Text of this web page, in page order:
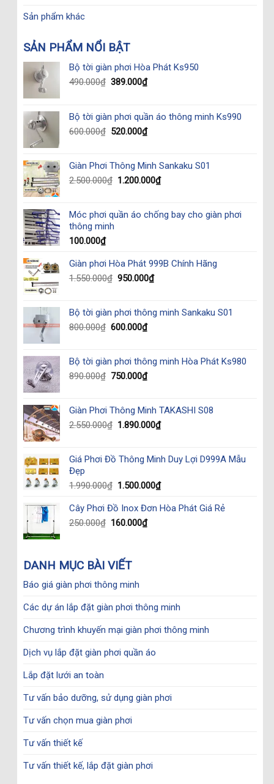
Sản phẩm khác
SẢN PHẨM NỔI BẬT
Bộ tời giàn phơi Hòa Phát Ks950
490.000₫ Original
490.000₫.
389.000₫Current
389.000₫.
Bộ tời giàn phơi quần áo thông minh Ks990
600.000₫ Original
600.000₫.
520.000₫Current
520.000₫.
Giàn Phơi Thông Minh Sankaku S01
2.500.000₫ Original
2.500.000₫.
1.200.000₫Current
1.200.000₫.
Móc phơi quần áo chống bay cho giàn phơi
thông minh
100.000₫
Giàn phơi Hòa Phát 999B Chính Hãng
1.550.000₫ Original
1.550.000₫.
950.000₫Current
950.000₫.
Bộ tời giàn phơi thông minh Sankaku S01
800.000₫ Original
800.000₫.
600.000₫Current
600.000₫.
Bộ tời giàn phơi thông minh Hòa Phát Ks980
890.000₫ Original
890.000₫.
750.000₫Current
750.000₫.
Giàn Phơi Thông Minh TAKASHI S08
2.550.000₫ Original
2.550.000₫.
1.890.000₫Current
1.890.000₫.
Giá Phơi Đồ Thông Minh Duy Lợi D999A Mẫu
Đẹp
1.990.000₫ Original
was:
1.990.000₫.
1.500.000₫Current
is:
Cây Phơi Đồ Inox Đơn Hòa Phát Giá Rẻ
250.000₫ Original
250.000₫.
160.000₫Current
DANH MỤC BÀI VIẾT
Báo giá giàn phơi thông minh
Các dự án lắp đặt giàn phơi thông minh
Chương trình khuyến mại giàn phơi thông minh
Dịch vụ lắp đặt giàn phơi quần áo
Lắp đặt lưới an toàn
Tư vấn bảo dưỡng, sử dụng giàn phơi
Tư vấn chọn mua giàn phơi
Tư vấn thiết kế
Tư vấn thiết kế, lắp đặt giàn phơi